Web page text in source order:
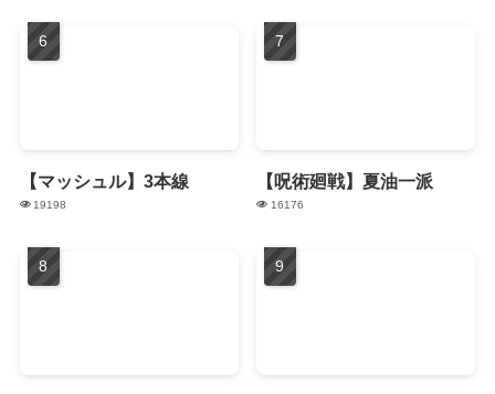
【マッシュル】3本線
19198
【呪術廻戦】夏油一派
16176